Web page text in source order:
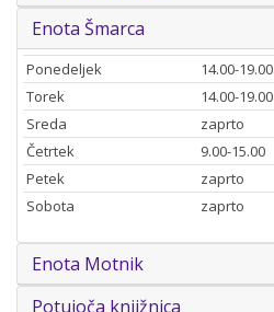
Enota Šmarca
Ponedeljek
14.00-19.00
Torek
14.00-19.00
Sreda
zaprto
Četrtek
9.00-15.00
Petek
zaprto
Sobota
zaprto
Enota Motnik
Potujoča knjižnica